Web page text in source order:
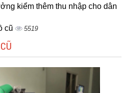
kiểm thêm thu nhập cho dân
cũ 5519